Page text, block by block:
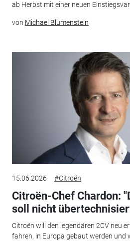
ab Herbst mit einer neuen
von Michael Blumenstein
15.06.2026 #Citroën
Citroën-Chef Chardon:
soll nicht
Citroën will den legendären 2CV neu
fahren, in Europa gebaut werden und